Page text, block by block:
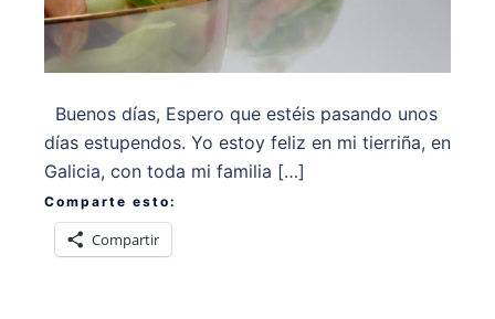
Buenos días, Espero que estéis pasando unos
días estupendos. Yo estoy feliz en mi tierriña, en
Galicia, con toda mi familia […]
Comparte esto:
Compartir